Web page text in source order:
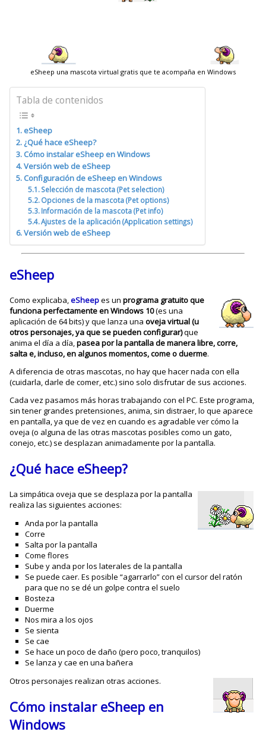
eSheep una mascota virtual gratis que te acompaña en Windows
Tabla de contenidos
eSheep
¿Qué hace eSheep?
Cómo instalar eSheep en Windows
Versión web de eSheep
Configuración de eSheep en Windows
Selección de mascota (Pet selection)
Opciones de la mascota (Pet options)
Información de la mascota (Pet info)
Ajustes de la aplicación (Application settings)
Versión web de eSheep
eSheep
Como explicaba,eSheepes unprograma gratuito que
funciona perfectamente en Windows 10(es una
aplicación de 64 bits) y que lanza unaoveja virtual (u
otros personajes, ya que se pueden configurar)que
anima el día a día,pasea por la pantalla de manera libre, corre,
salta e, incluso, en algunos momentos, come o duerme.
A diferencia de otras mascotas, no hay que hacer nada con ella
(cuidarla, darle de comer, etc.) sino solo disfrutar de sus acciones.
Cada vez pasamos más horas trabajando con el PC. Este programa,
sin tener grandes pretensiones, anima, sin distraer, lo que aparece
en pantalla, ya que de vez en cuando es agradable ver cómo la
oveja (o alguna de las otras mascotas posibles como un gato,
conejo, etc.) se desplazan animadamente por la pantalla.
¿Qué hace eSheep?
La simpática oveja que se desplaza por la pantalla
realiza las siguientes acciones:
Anda por la pantalla
Corre
Salta por la pantalla
Come flores
Sube y anda por los laterales de la pantalla
Se puede caer. Es posible “agarrarlo” con el cursor del ratón
para que no se dé un golpe contra el suelo
Bosteza
Duerme
Nos mira a los ojos
Se sienta
Se cae
Se hace un poco de daño (pero poco, tranquilos)
Se lanza y cae en una bañera
Otros personajes realizan otras acciones.
Cómo instalar eSheep en
Windows